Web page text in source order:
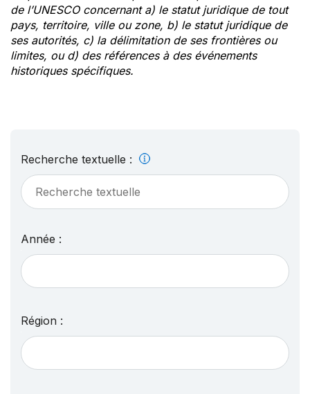
de l’UNESCO concernant a) le statut juridique de tout
pays, territoire, ville ou zone, b) le statut juridique de
ses autorités, c) la délimitation de ses frontières ou
limites, ou d) des références à des événements
historiques spécifiques.
Recherche textuelle :
Année :
Région :